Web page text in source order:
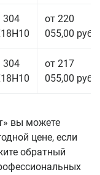
304
от 220
055,00 руб.
304
от 217
055,00 руб.
вы можете
цене, если
обратный